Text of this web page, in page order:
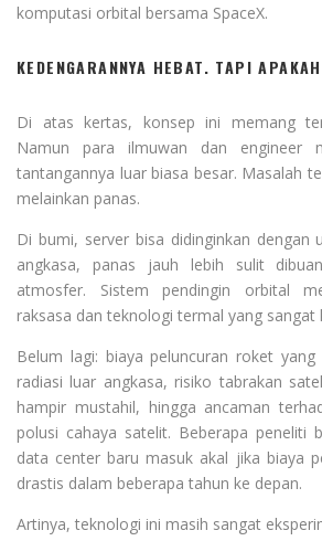
komputasi orbital bersama SpaceX.
KEDENGARANNYA HEBAT. TAPI
Di atas kertas, konsep ini memang
Namun para ilmuwan dan engineer
tantangannya luar biasa besar. Masalah
melainkan panas.
Di bumi, server bisa didinginkan dengan
angkasa, panas jauh lebih sulit
atmosfer. Sistem pendingin orbital
raksasa dan teknologi termal yang sangat
Belum lagi: biaya peluncuran roket
radiasi luar angkasa, risiko tabrakan
hampir mustahil, hingga ancaman
polusi cahaya satelit. Beberapa peneliti
data center baru masuk akal jika biaya
drastis dalam beberapa tahun ke depan.
Artinya, teknologi ini masih sangat